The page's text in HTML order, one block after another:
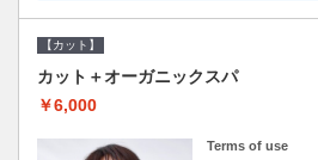
【カット】
カット＋オーガニックスパ
￥6,000
Terms of use